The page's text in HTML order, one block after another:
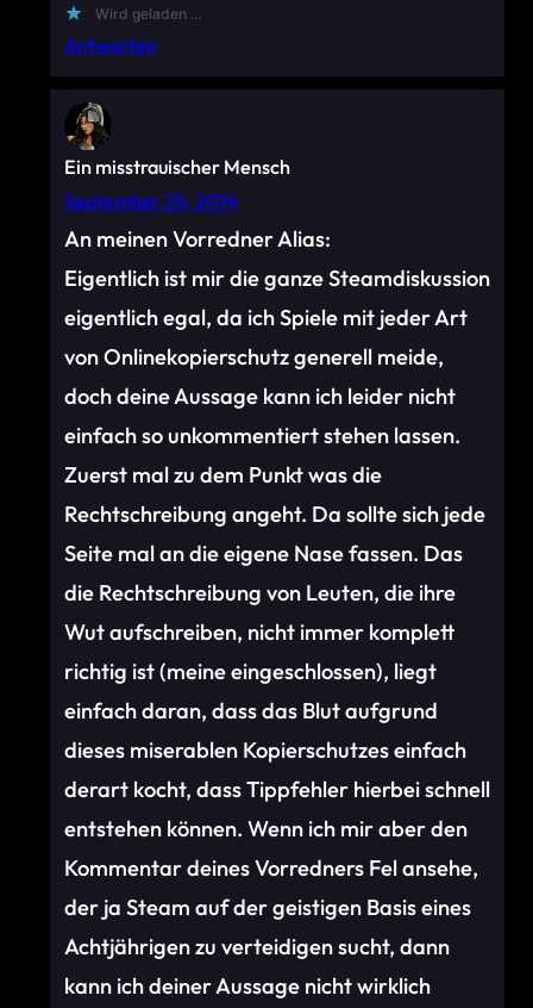
Wird geladen …
Antworten
Ein misstrauischer Mensch
September 25, 2014
An meinen Vorredner Alias:
Eigentlich ist mir die ganze Steamdiskussion
eigentlich egal, da ich Spiele mit jeder Art
von Onlinekopierschutz generell meide,
doch deine Aussage kann ich leider nicht
einfach so unkommentiert stehen lassen.
Zuerst mal zu dem Punkt was die
Rechtschreibung angeht. Da sollte sich jede
Seite mal an die eigene Nase fassen. Das
die Rechtschreibung von Leuten, die ihre
Wut aufschreiben, nicht immer komplett
richtig ist (meine eingeschlossen), liegt
einfach daran, dass das Blut aufgrund
dieses miserablen Kopierschutzes einfach
derart kocht, dass Tippfehler hierbei schnell
entstehen können. Wenn ich mir aber den
Kommentar deines Vorredners Fel ansehe,
der ja Steam auf der geistigen Basis eines
Achtjährigen zu verteidigen sucht, dann
kann ich deiner Aussage nicht wirklich